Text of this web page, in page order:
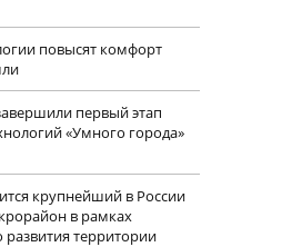
повысят комфорт
первый этап
«Умного города»
крупнейший в России
в рамках
развития территории